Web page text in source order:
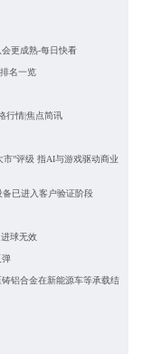
更成熟-每日快看
名一览
行情|焦点简讯
市”评级 指AI与游戏驱动商业
备已进入客户验证阶段
球无效
弹
铝合金在新能源车等承载结